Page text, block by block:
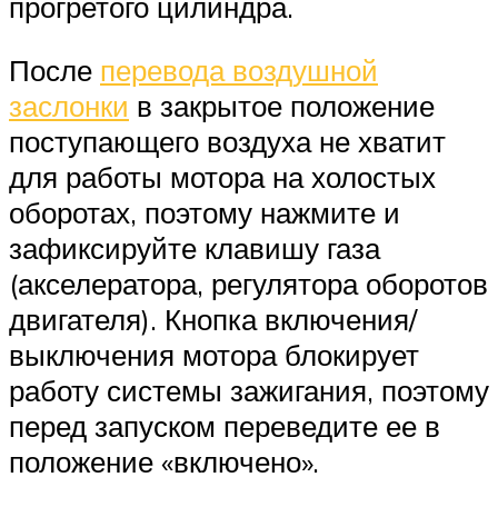
После перевода воздушной
заслонки в закрытое положение
поступающего воздуха не хватит
для работы мотора на холостых
оборотах, поэтому нажмите и
зафиксируйте клавишу газа
(акселератора, регулятора оборотов
двигателя). Кнопка включения/
выключения мотора блокирует
работу системы зажигания, поэтому
перед запуском переведите ее в
положение «включено».